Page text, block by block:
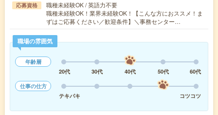
応募資格
職種未経験OK / 英語力不要
職種未経験OK！業界未経験OK！【こんな方におススメ！ま
ずはご応募ください／歓迎条件】＼事務センター…
職場の雰囲気
年齢層
20代
30代 40代 50代
60代
仕事の仕方
テキパキ
コツコツ